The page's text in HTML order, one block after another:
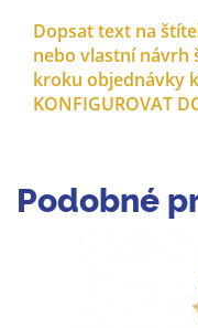
Dopsat text na
nebo vlastní návrh
kroku objednávky
KONFIGUROVAT
Podobné